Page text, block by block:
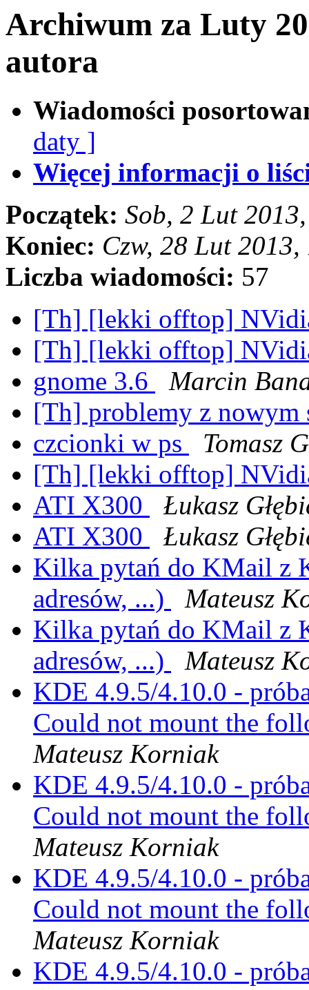
Archiwum za Luty
autora
Wiadomości
daty ]
Więcej informacji o
Początek: Sob, 2 Lut
Koniec: Czw, 28 Lut
Liczba wiadomości: 57
[Th] [lekki offtop]
[Th] [lekki offtop]
gnome 3.6
Marcin
[Th] problemy z nowym
czcionki w ps
Tomasz
[Th] [lekki offtop]
ATI X300
Łukasz
ATI X300
Łukasz
Kilka pytań do KMail z
adresów, ...)
Mateusz
Kilka pytań do KMail z
adresów, ...)
Mateusz
KDE 4.9.5/4.10.0 -
Could not mount the
Mateusz Korniak
KDE 4.9.5/4.10.0 -
Could not mount the
Mateusz Korniak
KDE 4.9.5/4.10.0 -
Could not mount the
Mateusz Korniak
KDE 4.9.5/4.10.0 -